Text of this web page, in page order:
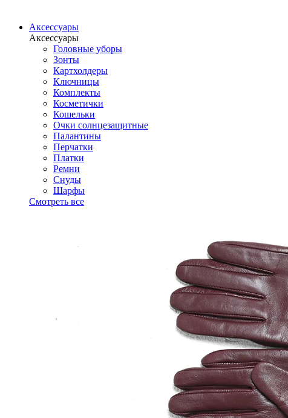
Аксессуары
Аксессуары
Головные уборы
Зонты
Картхолдеры
Ключницы
Комплекты
Косметички
Кошельки
Очки солнцезащитные
Палантины
Перчатки
Платки
Ремни
Снуды
Шарфы
Смотреть все